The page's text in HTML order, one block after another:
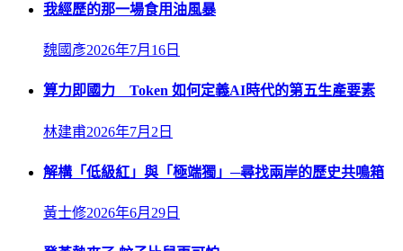
我經歷的那一場食用油風暴
魏國彥2026年7月16日
算力即國力 Token 如何定義AI時代的第五生產要素
林建甫2026年7月2日
解構「低級紅」與「極端獨」─尋找兩岸的歷史共鳴箱
黃士修2026年6月29日